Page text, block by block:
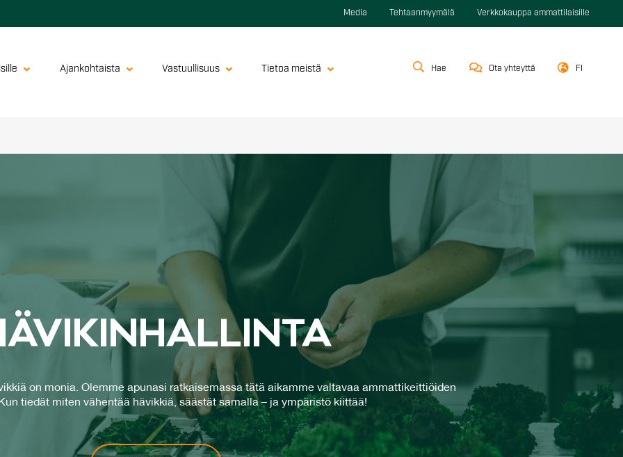
Media Tehtaanmyymälä Verkkokauppa ammattilaisille
Ajankohtaista Vastuullisuus Tietoa meistä Hae Ota yhteyttä FI
on monia. Olemme apunasi ratkaisemassa tätä aikamme valtavaa ammattikeittiöiden
tiedät miten vähentää hävikkiä, säästät samalla – ja ympäristö kiittää!